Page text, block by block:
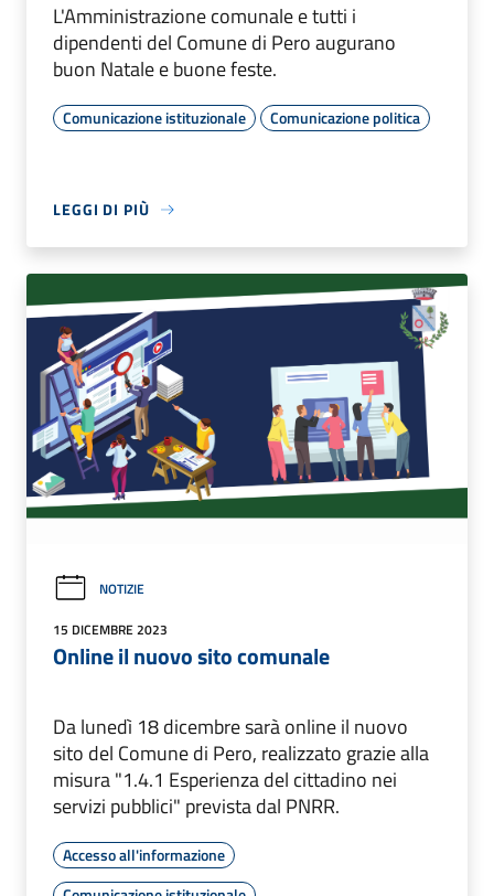
L'Amministrazione comunale e tutti i
dipendenti del Comune di Pero augurano
buon Natale e buone feste.
Comunicazione istituzionale Comunicazione politica
LEGGI DI PIÙ
NOTIZIE
15 DICEMBRE 2023
Online il nuovo sito comunale
Da lunedì 18 dicembre sarà online il nuovo
sito del Comune di Pero, realizzato grazie alla
misura "1.4.1 Esperienza del cittadino nei
servizi pubblici" prevista dal PNRR.
Accesso all'informazione